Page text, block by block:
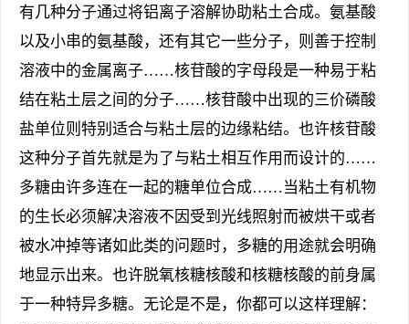
有几种分子通过将铝离子溶解协助粘土合成。氨基酸
以及小串的氨基酸，还有其它一些分子，则善于控制
溶液中的金属离子……核苷酸的字母段是一种易于粘
结在粘土层之间的分子……核苷酸中出现的三价磷酸
盐单位则特别适合与粘土层的边缘粘结。也许核苷酸
这种分子首先就是为了与粘土相互作用而设计的……
多糖由许多连在一起的糖单位合成……当粘土有机物
的生长必须解决溶液不因受到光线照射而被烘干或者
被水冲掉等诸如此类的问题时，多糖的用途就会明确
地显示出来。也许脱氧核糖核酸和核糖核酸的前身属
于一种特异多糖。无论是不是，你都可以这样理解：